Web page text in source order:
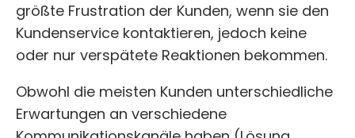
größte Frustration der Kunden, wenn sie den
Kundenservice kontaktieren, jedoch keine
oder nur verspätete Reaktionen bekommen.
Obwohl die meisten Kunden unterschiedliche
Erwartungen an verschiedene